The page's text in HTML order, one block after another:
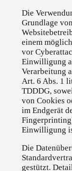
Die
Grundlage
einem
vor
Einwilligung
Verarbeitung
Art. 6 Abs. 1
TDDDG,
von Cookies
im Endgerät
Einwilligung
Die
gestützt.